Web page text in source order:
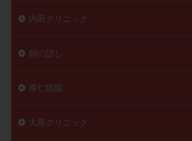
内田クリニック
卵の話し
厚仁病院
大島クリニック